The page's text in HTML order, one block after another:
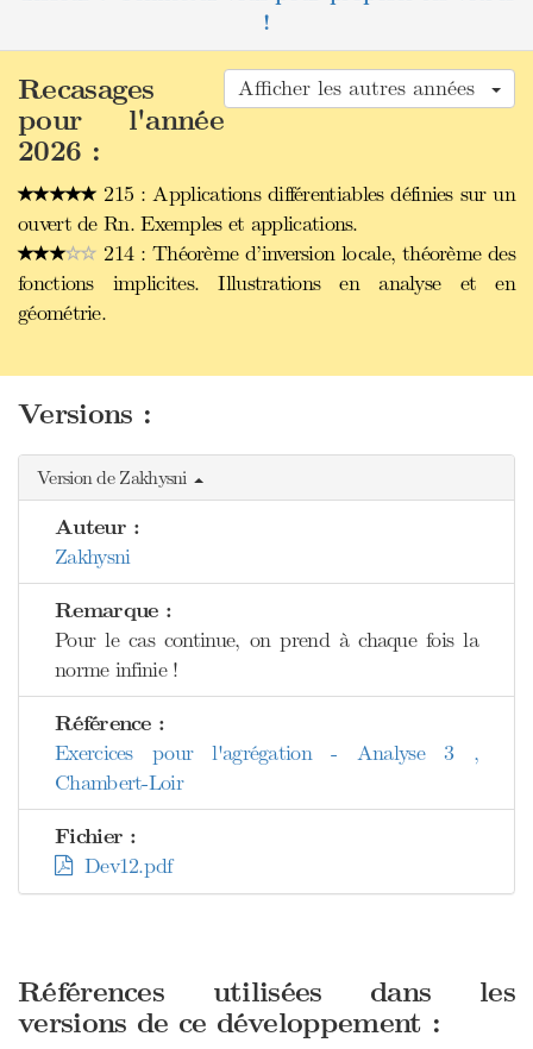
!
Afficher les autres années
Recasages
pour l'année
2026 :
215 : Applications différentiables définies sur un
ouvert de Rn. Exemples et applications.
214 : Théorème d’inversion locale, théorème des
fonctions implicites. Illustrations en analyse et en
géométrie.
Versions :
Version de Zakhysni
Auteur :
Zakhysni
Remarque :
Pour le cas continue, on prend à chaque fois la
norme infinie !
Référence :
Exercices pour l'agrégation - Analyse 3 ,
Chambert-Loir
Fichier :
Dev12.pdf
Références utilisées dans les
versions de ce développement :